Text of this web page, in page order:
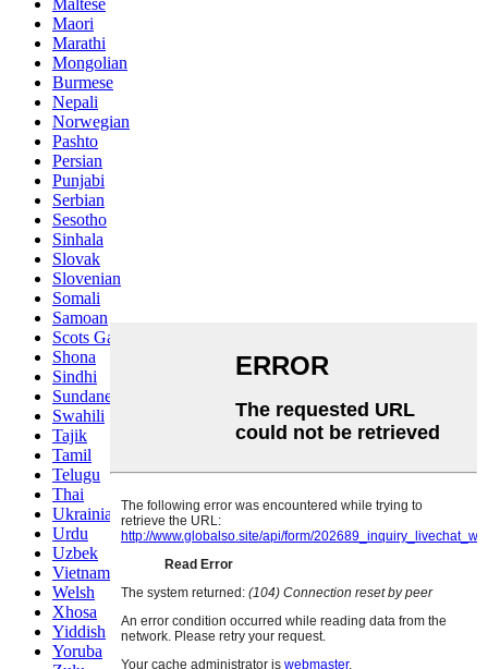
Maltese
Maori
Marathi
Mongolian
Burmese
Nepali
Norwegian
Pashto
Persian
Punjabi
Serbian
Sesotho
Sinhala
Slovak
Slovenian
Somali
Samoan
Scots Gaelic
Shona
Sindhi
Sundanese
Swahili
Tajik
Tamil
Telugu
Thai
Ukrainian
Urdu
Uzbek
Vietnamese
Welsh
Xhosa
Yiddish
Yoruba